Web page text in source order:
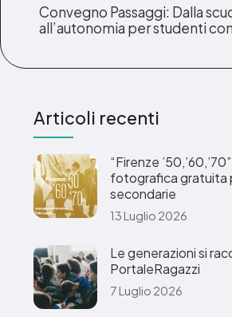
Convegno Passaggi: Dalla
all’autonomia per studenti
Articoli recenti
“Firenze
fotografica gratuita
secondarie
13 Luglio 2026
Le generazioni si
PortaleRagazzi
7 Luglio 2026